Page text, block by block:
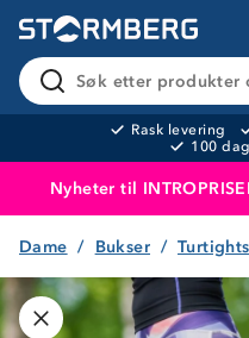
Søk etter produkter
Rask levering
100
Nyheter til
Produktet er
Dame Bukser Turtights